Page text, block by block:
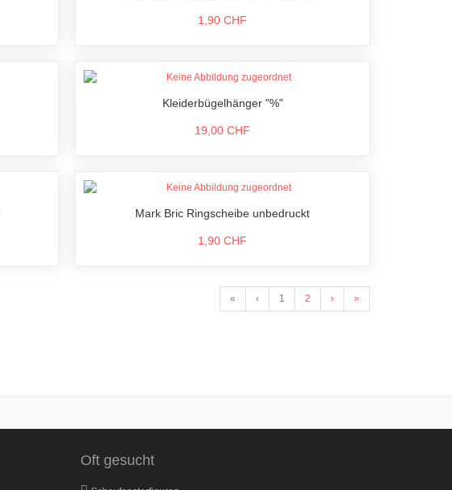
1,90 CHF
Kleiderbügelhänger "%"
19,00 CHF
Mark Bric Ringscheibe unbedruckt
1,90 CHF
« ‹ 1 2 › »
Oft gesucht